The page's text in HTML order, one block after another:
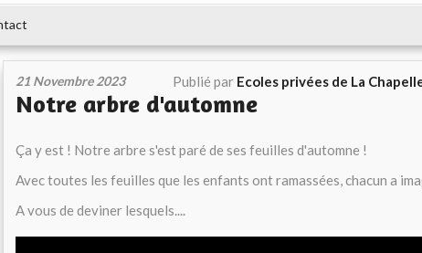
21 Novembre 2023 Publié par Ecoles privées de La
Notre arbre d'automne
Ça y est ! Notre arbre s'est paré de ses feuilles d'automne !
Avec toutes les feuilles que les enfants ont ramassées, chacun a
A vous de deviner lesquels....